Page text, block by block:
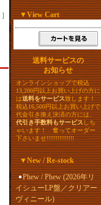
］ ▼View Cart
送料サービスの
お知らせ
オンラインショップで税込
13,200円以上お買い上げの方に
は送料をサービス致します！
税込16,500円以上お買い上げで
代金引き換え決済の方には、
代引き手数料もサービスしち
ゃいます！ 奮ってオーダー
下さいませ!!!!!!!!!!!!!!!
▼New / Re-stock
Phew / Phew (2026年リ
イシューLP盤／クリアー
ヴィニール)